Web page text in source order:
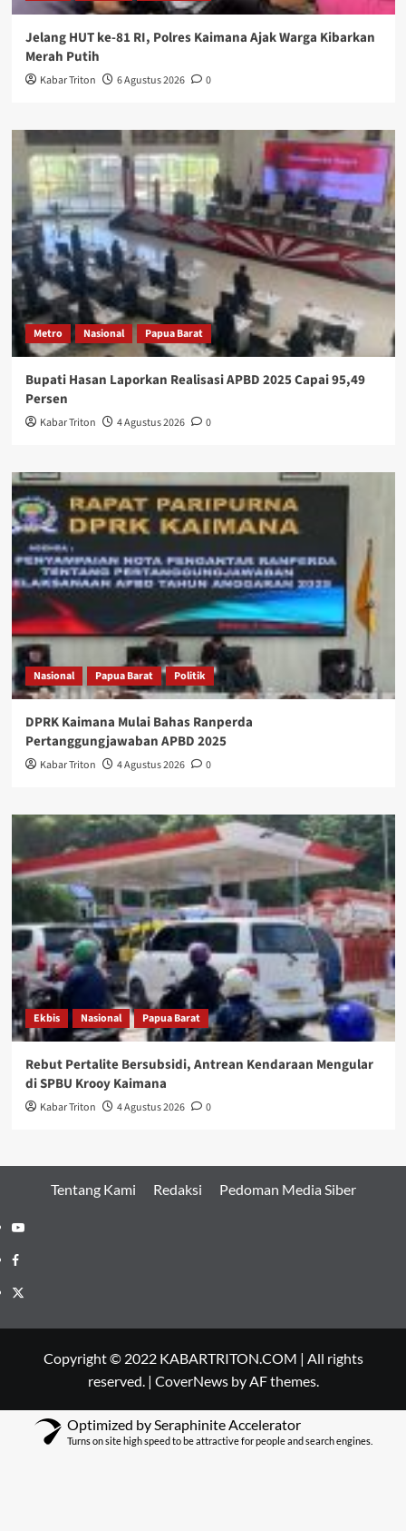
Jelang HUT ke-81 RI, Polres Kaimana Ajak Warga Kibarkan
Merah Putih
Kabar Triton 6 Agustus 2026 0
Metro Nasional Papua Barat
Bupati Hasan Laporkan Realisasi APBD 2025 Capai 95,49
Persen
Kabar Triton 4 Agustus 2026 0
Nasional Papua Barat Politik
DPRK Kaimana Mulai Bahas Ranperda
Pertanggungjawaban APBD 2025
Kabar Triton 4 Agustus 2026 0
Ekbis Nasional Papua Barat
Rebut Pertalite Bersubsidi, Antrean Kendaraan Mengular
di SPBU Krooy Kaimana
Kabar Triton 4 Agustus 2026 0
Tentang Kami Redaksi Pedoman Media Siber
Youtube
Facebook
Twitter
Copyright © 2022 KABARTRITON.COM | All rights
reserved. | CoverNewsby AF themes.
Optimized by Seraphinite Accelerator
Turns on site high speed to be attractive for people and search engines.